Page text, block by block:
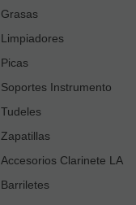
Grasas
Limpiadores
Picas
Soportes Instrumento
Tudeles
Zapatillas
Accesorios Clarinete LA
Barriletes